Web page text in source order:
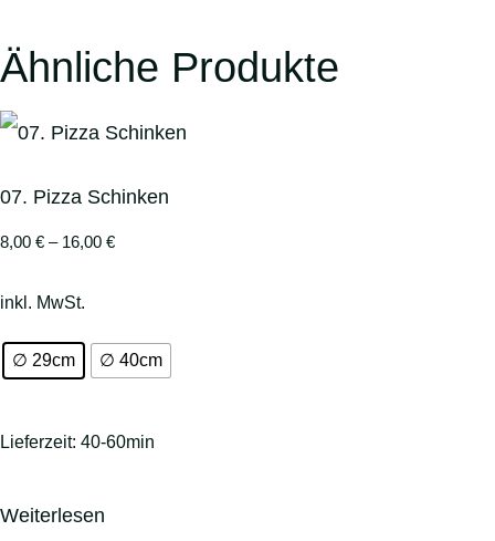
Ähnliche Produkte
07. Pizza Schinken
8,00 € – 16,00 €
inkl. MwSt.
∅ 29cm ∅ 40cm
Lieferzeit: 40-60min
Weiterlesen